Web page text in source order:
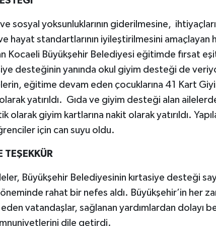
sosyal yoksunluklarının giderilmesine,
ve hayat standartlarının iyileştirilmesini amaçlayan
Kocaeli Büyükşehir Belediyesi eğitimde fırsat
desteğinin yanında okul giyim desteği de
eğitime devam eden çocuklarına 41 Kart
yatırıldı. Gıda ve giyim desteği alan
olarak giyim kartlarına nakit olarak yatırıldı.
için can suyu oldu.
TEŞEKKÜR
Büyükşehir Belediyesinin kırtasiye desteği
rahat bir nefes aldı. Büyükşehir’in her
vatandaşlar, sağlanan yardımlardan dolayı
dile getirdi.